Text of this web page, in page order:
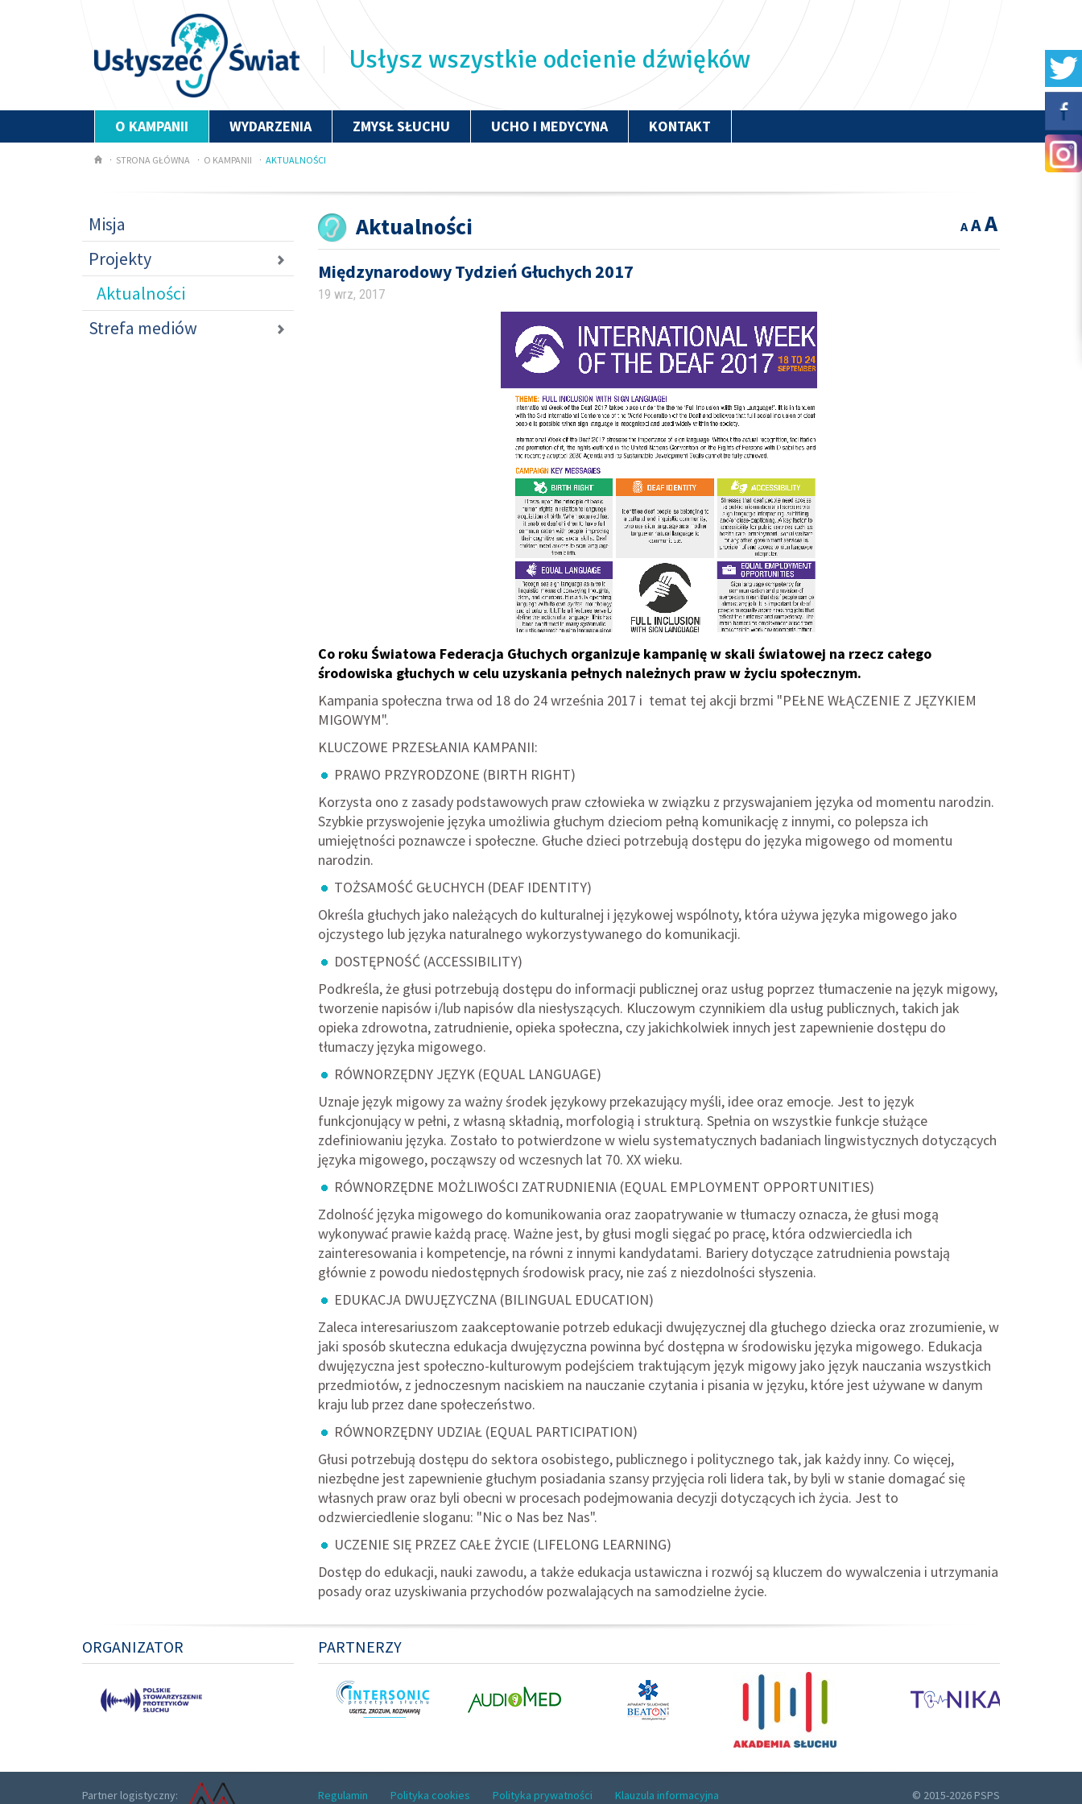
Usłysz wszystkie odcienie dźwięków
O KAMPANII WYDARZENIA ZMYSŁ SŁUCHU UCHO I MEDYCYNA KONTAKT
STRONA GŁÓWNA O KAMPANII AKTUALNOŚCI
Misja
Projekty
Aktualności
Strefa mediów
Aktualności A
A
A
Międzynarodowy Tydzień Głuchych 2017
19 wrz, 2017
Co roku Światowa Federacja Głuchych organizuje kampanię w skali światowej na rzecz całego
środowiska głuchych w celu uzyskania pełnych należnych praw w życiu społecznym.
Kampania społeczna trwa od 18 do 24 września 2017 i temat tej akcji brzmi "PEŁNE WŁĄCZENIE Z JĘZYKIEM
MIGOWYM".
KLUCZOWE PRZESŁANIA KAMPANII:
PRAWO PRZYRODZONE (BIRTH RIGHT)
Korzysta ono z zasady podstawowych praw człowieka w związku z przyswajaniem języka od momentu narodzin.
Szybkie przyswojenie języka umożliwia głuchym dzieciom pełną komunikację z innymi, co polepsza ich
umiejętności poznawcze i społeczne. Głuche dzieci potrzebują dostępu do języka migowego od momentu
narodzin.
TOŻSAMOŚĆ GŁUCHYCH (DEAF IDENTITY)
Określa głuchych jako należących do kulturalnej i językowej wspólnoty, która używa języka migowego jako
ojczystego lub języka naturalnego wykorzystywanego do komunikacji.
DOSTĘPNOŚĆ (ACCESSIBILITY)
Podkreśla, że głusi potrzebują dostępu do informacji publicznej oraz usług poprzez tłumaczenie na język migowy,
tworzenie napisów i/lub napisów dla niesłyszących. Kluczowym czynnikiem dla usług publicznych, takich jak
opieka zdrowotna, zatrudnienie, opieka społeczna, czy jakichkolwiek innych jest zapewnienie dostępu do
tłumaczy języka migowego.
RÓWNORZĘDNY JĘZYK (EQUAL LANGUAGE)
Uznaje język migowy za ważny środek językowy przekazujący myśli, idee oraz emocje. Jest to język
funkcjonujący w pełni, z własną składnią, morfologią i strukturą. Spełnia on wszystkie funkcje służące
zdefiniowaniu języka. Zostało to potwierdzone w wielu systematycznych badaniach lingwistycznych dotyczących
języka migowego, począwszy od wczesnych lat 70. XX wieku.
RÓWNORZĘDNE MOŻLIWOŚCI ZATRUDNIENIA (EQUAL EMPLOYMENT OPPORTUNITIES)
Zdolność języka migowego do komunikowania oraz zaopatrywanie w tłumaczy oznacza, że głusi mogą
wykonywać prawie każdą pracę. Ważne jest, by głusi mogli sięgać po pracę, która odzwierciedla ich
zainteresowania i kompetencje, na równi z innymi kandydatami. Bariery dotyczące zatrudnienia powstają
głównie z powodu niedostępnych środowisk pracy, nie zaś z niezdolności słyszenia.
EDUKACJA DWUJĘZYCZNA (BILINGUAL EDUCATION)
Zaleca interesariuszom zaakceptowanie potrzeb edukacji dwujęzycznej dla głuchego dziecka oraz zrozumienie, w
jaki sposób skuteczna edukacja dwujęzyczna powinna być dostępna w środowisku języka migowego. Edukacja
dwujęzyczna jest społeczno-kulturowym podejściem traktującym język migowy jako język nauczania wszystkich
przedmiotów, z jednoczesnym naciskiem na nauczanie czytania i pisania w języku, które jest używane w danym
kraju lub przez dane społeczeństwo.
RÓWNORZĘDNY UDZIAŁ (EQUAL PARTICIPATION)
Głusi potrzebują dostępu do sektora osobistego, publicznego i politycznego tak, jak każdy inny. Co więcej,
niezbędne jest zapewnienie głuchym posiadania szansy przyjęcia roli lidera tak, by byli w stanie domagać się
własnych praw oraz byli obecni w procesach podejmowania decyzji dotyczących ich życia. Jest to
odzwierciedlenie sloganu: "Nic o Nas bez Nas".
UCZENIE SIĘ PRZEZ CAŁE ŻYCIE (LIFELONG LEARNING)
Dostęp do edukacji, nauki zawodu, a także edukacja ustawiczna i rozwój są kluczem do wywalczenia i utrzymania
posady oraz uzyskiwania przychodów pozwalających na samodzielne życie.
ORGANIZATOR PARTNERZY
Partner logistyczny: Regulamin Polityka cookies Polityka prywatności Klauzula informacyjna © 2015-2026 PSPS